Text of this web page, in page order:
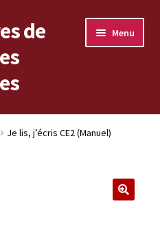
de
Menu
Je lis, j’écris CE2 (Manuel)